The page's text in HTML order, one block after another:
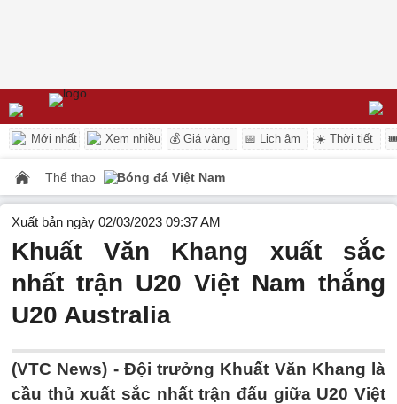
Mới nhất Xem nhiều 💰 Giá vàng 📅 Lịch âm ☀️ Thời tiết
Thể thao Bóng đá Việt Nam
Xuất bản ngày 02/03/2023 09:37 AM
Khuất Văn Khang xuất sắc
nhất trận U20 Việt Nam thắng
U20 Australia
(VTC News) - Đội trưởng Khuất Văn Khang là
cầu thủ xuất sắc nhất trận đấu giữa U20 Việt